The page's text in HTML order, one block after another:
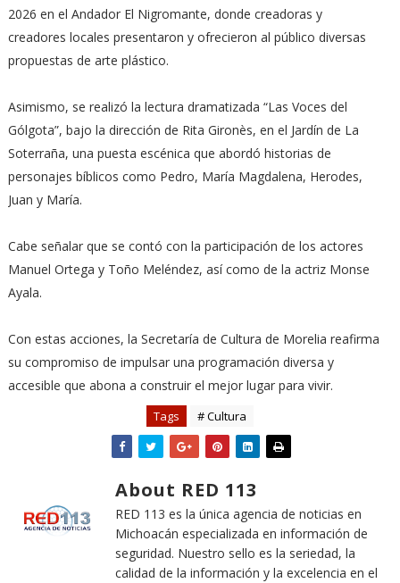
2026 en el Andador El Nigromante, donde creadoras y
creadores locales presentaron y ofrecieron al público diversas
propuestas de arte plástico.
Asimismo, se realizó la lectura dramatizada “Las Voces del
Gólgota”, bajo la dirección de Rita Gironès, en el Jardín de La
Soterraña, una puesta escénica que abordó historias de
personajes bíblicos como Pedro, María Magdalena, Herodes,
Juan y María.
Cabe señalar que se contó con la participación de los actores
Manuel Ortega y Toño Meléndez, así como de la actriz Monse
Ayala.
Con estas acciones, la Secretaría de Cultura de Morelia reafirma
su compromiso de impulsar una programación diversa y
accesible que abona a construir el mejor lugar para vivir.
Tags # Cultura
About RED 113
RED 113 es la única agencia de noticias en
Michoacán especializada en información de
seguridad. Nuestro sello es la seriedad, la
calidad de la información y la excelencia en el